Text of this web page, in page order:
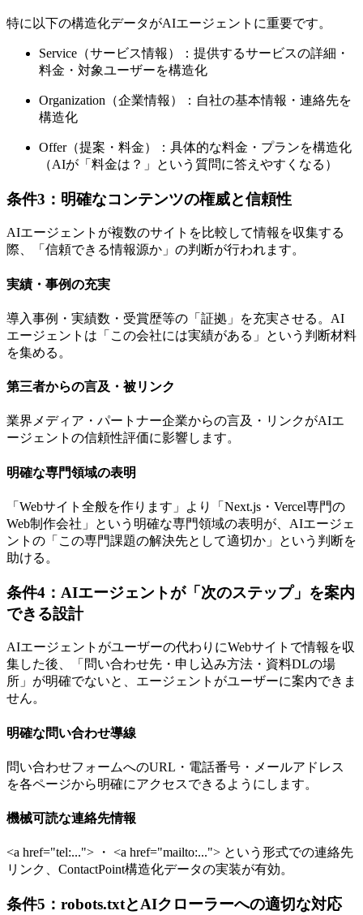
特に以下の構造化データがAIエージェントに重要です。
Service（サービス情報）：提供するサービスの詳細・
料金・対象ユーザーを構造化
Organization（企業情報）：自社の基本情報・連絡先を
構造化
Offer（提案・料金）：具体的な料金・プランを構造化
（AIが「料金は？」という質問に答えやすくなる）
条件3：明確なコンテンツの権威と信頼性
AIエージェントが複数のサイトを比較して情報を収集する
際、「信頼できる情報源か」の判断が行われます。
実績・事例の充実
導入事例・実績数・受賞歴等の「証拠」を充実させる。AI
エージェントは「この会社には実績がある」という判断材料
を集める。
第三者からの言及・被リンク
業界メディア・パートナー企業からの言及・リンクがAIエ
ージェントの信頼性評価に影響します。
明確な専門領域の表明
「Webサイト全般を作ります」より「Next.js・Vercel専門の
Web制作会社」という明確な専門領域の表明が、AIエージェ
ントの「この専門課題の解決先として適切か」という判断を
助ける。
条件4：AIエージェントが「次のステップ」を案内
できる設計
AIエージェントがユーザーの代わりにWebサイトで情報を収
集した後、「問い合わせ先・申し込み方法・資料DLの場
所」が明確でないと、エージェントがユーザーに案内できま
せん。
明確な問い合わせ導線
問い合わせフォームへのURL・電話番号・メールアドレス
を各ページから明確にアクセスできるようにします。
機械可読な連絡先情報
<a href="tel:..."> ・ <a href="mailto:..."> という形式での連絡先
リンク、ContactPoint構造化データの実装が有効。
条件5：robots.txtとAIクローラーへの適切な対応